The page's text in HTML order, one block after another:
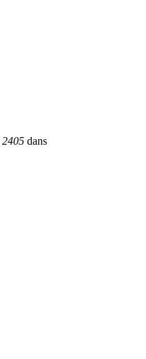
2405 dans